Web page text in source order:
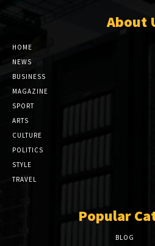
About
HOME
NEWS
BUSINESS
MAGAZINE
SPORT
ARTS
CULTURE
POLITICS
STYLE
TRAVEL
Popular
BLOG